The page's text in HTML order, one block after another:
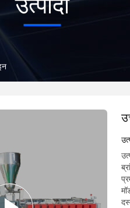
उत्पादों